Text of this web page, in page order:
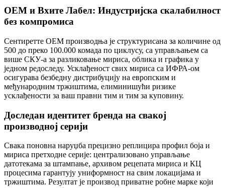
ОЕМ и Вхите Лабел: Индустријска скалабилност
без компромиса
Сентиретте ОЕМ производња је структурисана за количине од
500 до преко 100.000 комада по циклусу, са управљањем са
више СКУ-а за разликовање мириса, облика и графика у
једном редоследу. Усклађеност свих мириса са ИФРА-ом
осигурава безбедну дистрибуцију на европским и
међународним тржиштима, елиминишући ризике
усклађености за ваш правни тим и тим за куповину.
Доследан идентитет бренда на свакој
производној серији
Свака поновна наруџба прецизно реплицира профил боја и
мириса претходне серије: централизовано управљање
датотекама за штампање, архивом рецепата мириса и КЦ
процесима гарантују униформност на свим локацијама и
тржиштима. Резултат је производ приватне робне марке који